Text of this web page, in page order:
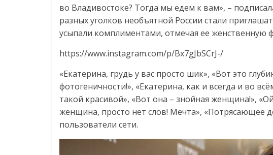
во Владивостоке? Тогда мы едем к вам», –
разных уголков необъятной России стали
усыпали комплиментами, отмечая ее женственную
https://www.instagram.com/p/Bx7gJbSCrJ-/
«Екатерина, грудь у вас просто шик», «Вот это
фотогеничности!», «Екатерина, как и всегда и во
такой красивой», «Вот она – знойная женщина!»,
женщина, просто нет слов! Мечта», «Потрясающее
пользователи сети.